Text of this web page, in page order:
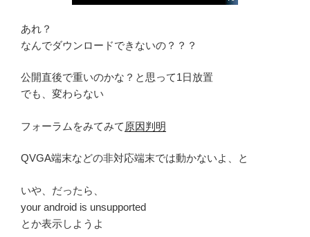
あれ？
なんでダウンロードできないの？？？
公開直後で重いのかな？と思って1日放置
でも、変わらない
フォーラムをみてみて 原因判明
QVGA端末などの非対応端末では動かないよ、と
いや、だったら、
your android is unsupported
とか表示しようよ